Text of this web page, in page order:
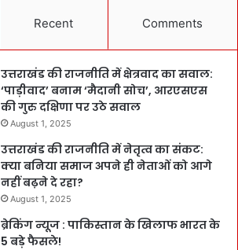
Recent Comments
उत्तराखंड की राजनीति में क्षेत्रवाद का सवाल:
‘पाड़ीवाद’ बनाम ‘मैदानी सोच’, आरएसएस
की गुरु दक्षिणा पर उठे सवाल
August 1, 2025
उत्तराखंड की राजनीति में नेतृत्व का संकट:
क्या बनिया समाज अपने ही नेताओं को आगे
नहीं बढ़ने दे रहा?
August 1, 2025
ब्रेकिंग न्यूज : पाकिस्तान के खिलाफ भारत के
5 बड़े फैसले!